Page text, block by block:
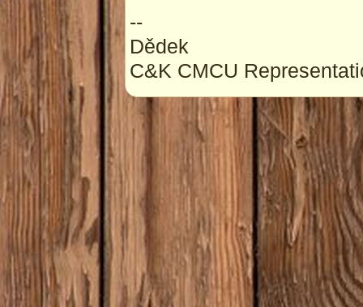
--
Dědek
C&K CMCU